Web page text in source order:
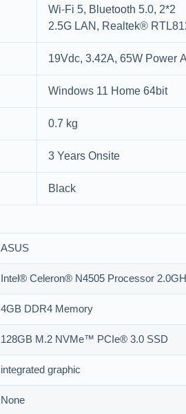
Wi-Fi 5, Bluetooth 5.0, 2*2
2.5G LAN, Realtek®
19Vdc, 3.42A, 65W Power
Windows 11 Home 64bit
0.7 kg
3 Years Onsite
Black
ASUS
Intel® Celeron® N4505 Processor
4GB DDR4 Memory
128GB M.2 NVMe™ PCIe® 3.0 SSD
integrated graphic
None